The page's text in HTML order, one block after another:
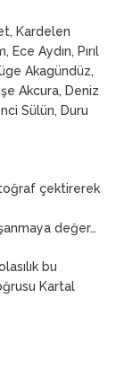
Kardelen
Aydın, Pırıl
Akagündüz,
Akcura, Deniz
Sülün, Duru
çektirerek
değer…
bu
Kartal